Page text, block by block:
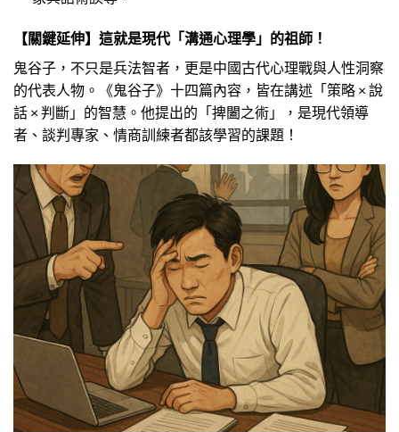
【關鍵延伸】這就是現代「溝通心理學」的祖師！
鬼谷子，不只是兵法智者，更是中國古代心理戰與人性洞察
的代表人物。
《鬼谷子》十四篇內容，皆在講述「策略 × 說
話 × 判斷」的智慧。 他提出的「捭闔之術」，是現代領導
者、談判專家、情商訓練者都該學習的課題！